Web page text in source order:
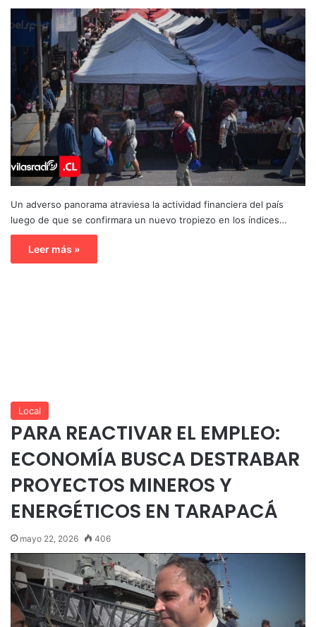
Un adverso panorama atraviesa la actividad financiera del país
luego de que se confirmara un nuevo tropiezo en los índices…
Leer más »
Local
PARA REACTIVAR EL EMPLEO:
ECONOMÍA BUSCA DESTRABAR
PROYECTOS MINEROS Y
ENERGÉTICOS EN TARAPACÁ
mayo 22, 2026 406